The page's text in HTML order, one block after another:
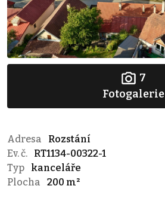
7
Fotogalerie
Adresa
Rozstání
Ev. č.
RT1134-00322-1
Typ
kanceláře
Plocha
200 m²